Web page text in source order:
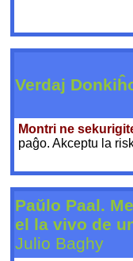
Verdaj
Montri ne
paĝo. Akceptu la
Paŭlo Paal.
el la vivo de
Julio Baghy